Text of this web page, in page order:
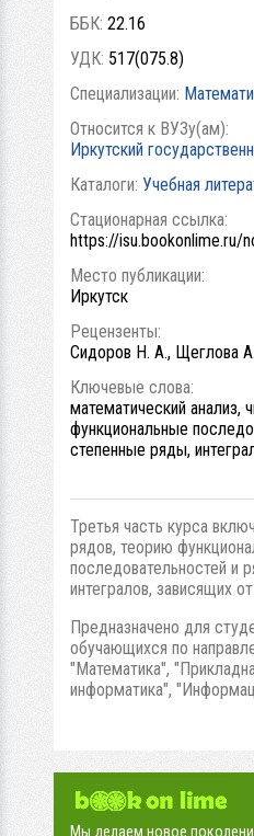
ББК: 22.16
УДК: 517(075.8)
Специализации:
Относится к ВУЗу(ам):
Иркутский
Каталоги: Учебная
Стационарная ссылка:
https://isu.bookonlime.ru/
Место публикации:
Иркутск
Рецензенты:
Сидоров Н. А., Щеглова
Ключевые слова:
математический анализ,
функциональные
степенные ряды,
Третья часть курса
рядов, теорию
последовательностей и
интегралов, зависящих
Предназначено для
обучающихся по
"Математика",
информатика",
Мы делаем новое